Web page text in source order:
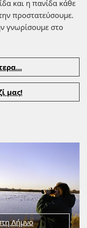
και η πανίδα κάθε
προστατεύσουμε.
γνωρίσουμε στο
μας!
Λήμνο